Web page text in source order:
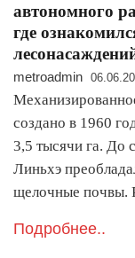
автономного
где
metroadmin
создано в 1960
3,5 тысячи га. До
Линьхэ
щелочные почвы.
Подробнее..